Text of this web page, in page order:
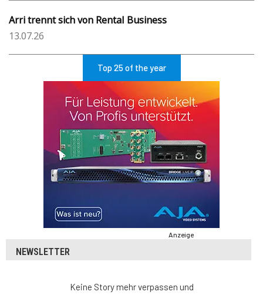
Arri trennt sich von Rental Business
13.07.26
Top 25 of the year
Anzeige
NEWSLETTER
Keine Story mehr verpassen und